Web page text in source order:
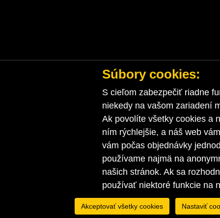
Súbory cookies:
S cieľom zabezpečiť riadne
niekedy na vašom zariadení
Ak povolíte všetky cookies a
ním rýchlejšie, a náš web
vám počas objednávky
používame najmä na
našich stránok. Ak sa
používať niektoré funkcie na
Akceptovať všetky cookies Nastaviť